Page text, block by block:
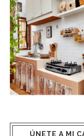
ÚNETE A MI